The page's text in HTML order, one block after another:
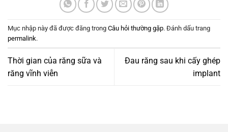
Mục nhập này đã được đăng trong Câu hỏi thường gặp. Đánh dấu trang
permalink.
Thời gian của răng sữa và
răng vĩnh viễn
Đau răng sau khi cấy ghép
implant